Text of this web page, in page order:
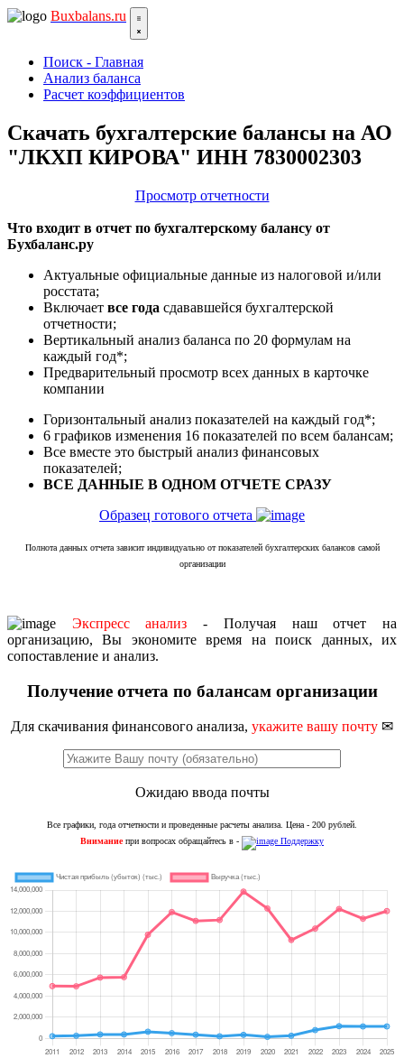
Buxbalans.ru
Поиск - Главная
Анализ баланса
Расчет коэффициентов
Скачать бухгалтерские балансы на АО
"ЛКХП КИРОВА" ИНН 7830002303
Просмотр отчетности
Что входит в отчет по бухгалтерскому балансу от
Бухбаланс.ру
Актуальные официальные данные из налоговой и/или
росстата;
Включает все года сдававшейся бухгалтерской
отчетности;
Вертикальный анализ баланса по 20 формулам на
каждый год*;
Предварительный просмотр всех данных в карточке
компании
Горизонтальный анализ показателей на каждый год*;
6 графиков изменения 16 показателей по всем балансам;
Все вместе это быстрый анализ финансовых
показателей;
ВСЕ ДАННЫЕ В ОДНОМ ОТЧЕТЕ СРАЗУ
Образец готового отчета
Полнота данных отчета зависит индивидуально от показателей бухгалтерских балансов самой
организации
Экспресс анализ - Получая наш отчет на
организацию, Вы экономите время на поиск данных, их
сопоставление и анализ.
Получение отчета по балансам организации
Для скачивания финансового анализа, укажите вашу почту ✉
Ожидаю ввода почты
Все графики, года отчетности и проведенные расчеты анализа. Цена - 200 рублей.
Внимание при вопросах обращайтесь в - Поддержку